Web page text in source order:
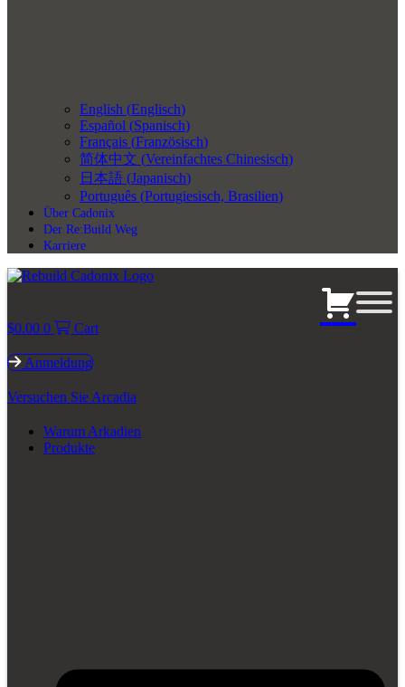
English (Englisch)
Español (Spanisch)
Français (Französisch)
简体中文 (Vereinfachtes Chinesisch)
日本語 (Japanisch)
Português (Portugiesisch, Brasilien)
Über Cadonix
Der Re:Build Weg
Karriere
$0.00 0 Cart
Anmeldung
Versuchen Sie Arcadia
Warum Arkadien
Produkte